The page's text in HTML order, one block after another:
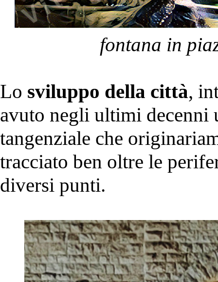
fontana in
Lo sviluppo della città,
avuto negli ultimi decenni
tangenziale che
tracciato ben oltre le
diversi punti.